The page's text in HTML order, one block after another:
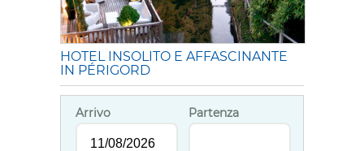
HOTEL INSOLITO E AFFASCINANTE
IN PÉRIGORD
Arrivo Partenza